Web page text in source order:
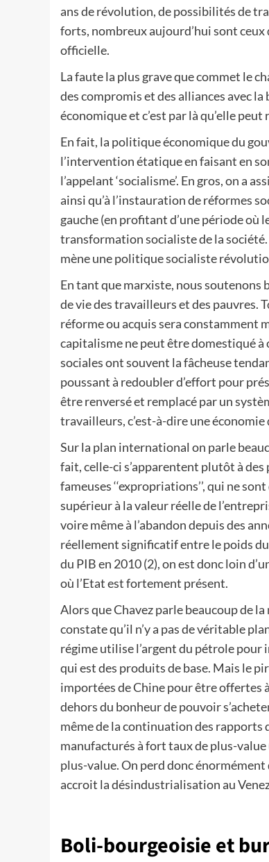
ans de révolution, de possibilités de
forts, nombreux aujourd’hui sont
officielle.
La faute la plus grave que commet le
des compromis et des alliances avec
économique et c’est par là qu’elle
En fait, la politique économique du
l’intervention étatique en faisant en
l’appelant ‘socialisme’. En gros, on a
ainsi qu’à l’instauration de réformes
gauche (en profitant d’une période où
transformation socialiste de la
mène une politique socialiste
En tant que marxiste, nous
de vie des travailleurs et des pauvres.
réforme ou acquis sera constamment
capitalisme ne peut être domestiqué à
sociales ont souvent la fâcheuse
poussant à redoubler d’effort pour
être renversé et remplacé par un
travailleurs, c’est-à-dire une
Sur la plan international on parle
fait, celle-ci s’apparentent plutôt à
fameuses ‘‘expropriations’’, qui ne
supérieur à la valeur réelle de
voire même à l’abandon depuis des
réellement significatif entre le poids
du PIB en 2010 (2), on est donc loin
où l’Etat est fortement présent.
Alors que Chavez parle beaucoup de
constate qu’il n’y a pas de véritable
régime utilise l’argent du pétrole
qui est des produits de base. Mais le
importées de Chine pour être offertes
dehors du bonheur de pouvoir
même de la continuation des rapports
manufacturés à fort taux de plus-
plus-value. On perd donc énormément
accroit la désindustrialisation au
Boli-bourgeoisie et